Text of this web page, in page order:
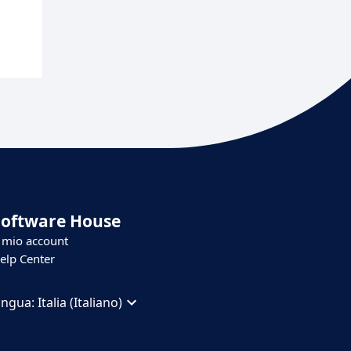
House
account
Center
Italia (Italiano)